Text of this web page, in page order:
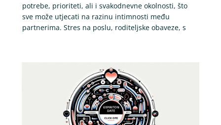
potrebe, prioriteti, ali i svakodnevne okolnosti, što
sve može utjecati na razinu intimnosti među
partnerima. Stres na poslu, roditeljske obaveze, s